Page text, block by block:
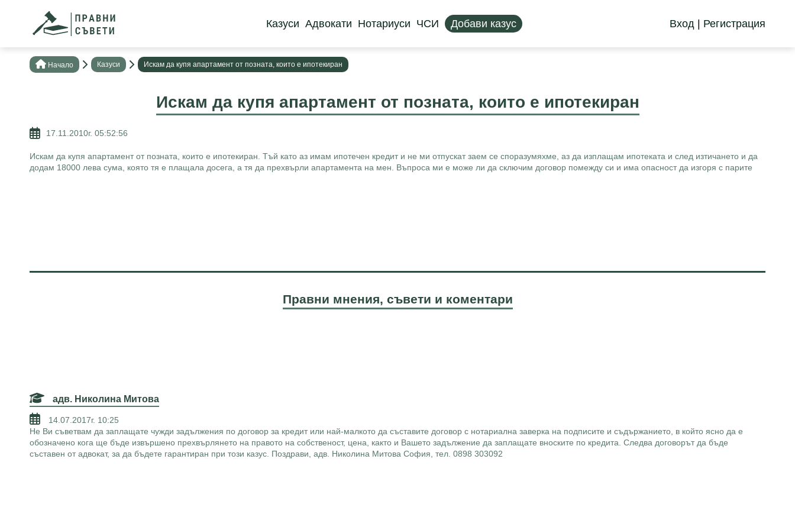
Казуси Адвокати Нотариуси ЧСИ Добави казус Вход | Регистрация
Нaчало Казуси Искам да купя апартамент от позната, които е ипотекиран
Искам да купя апартамент от позната, които е ипотекиран
17.11.2010г. 05:52:56
Искам да купя апартамент от позната, които е ипотекиран. Тъй като аз имам ипотечен кредит и не ми отпускат заем се споразумяхме, аз да изплащам ипотеката и след изтичането и да
додам 18000 лева сума, която тя е плащала досега, а тя да прехвърли апартамента на мен. Въпроса ми е може ли да сключим договор помежду си и има опасност да изгоря с парите
Правни мнения, съвети и коментари
адв. Николина Митова
14.07.2017г. 10:25
Не Ви съветвам да заплащате чужди задължения по договор за кредит или най-малкото да съставите договор с нотариална заверка на подписите и съдържанието, в който ясно да е
обозначено кога ще бъде извършено прехвърлянето на правото на собственост, цена, както и Вашето задължение да заплащате вноските по кредита. Следва договорът да бъде
съставен от адвокат, за да бъдете гарантиран при този казус. Поздрави, адв. Николина Митова София, тел. 0898 303092